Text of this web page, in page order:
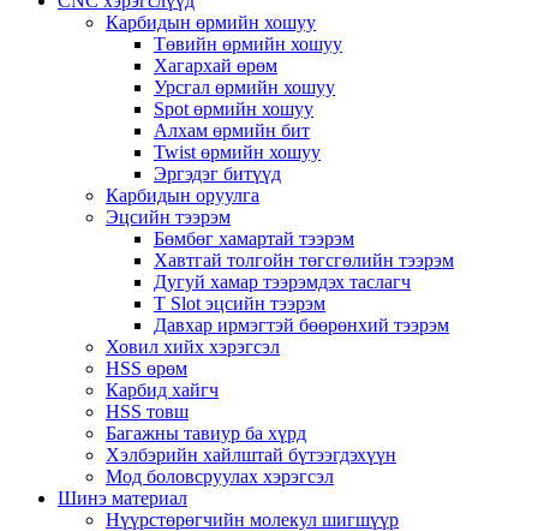
Карбидын өрмийн хошуу
Төвийн өрмийн хошуу
Хагархай өрөм
Урсгал өрмийн хошуу
Spot өрмийн хошуу
Алхам өрмийн бит
Twist өрмийн хошуу
Эргэдэг битүүд
Карбидын оруулга
Эцсийн тээрэм
Бөмбөг хамартай тээрэм
Хавтгай толгойн төгсгөлийн тээрэм
Дугуй хамар тээрэмдэх таслагч
T Slot эцсийн тээрэм
Давхар ирмэгтэй бөөрөнхий тээрэм
Ховил хийх хэрэгсэл
HSS өрөм
Карбид хайгч
HSS товш
Багажны тавиур ба хүрд
Хэлбэрийн хайлштай бүтээгдэхүүн
Мод боловсруулах хэрэгсэл
Шинэ материал
Нүүрстөрөгчийн молекул шигшүүр